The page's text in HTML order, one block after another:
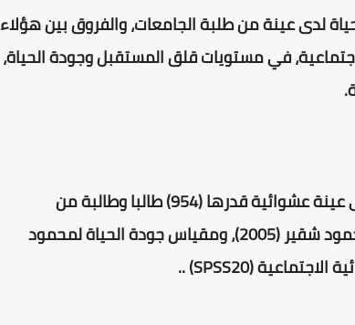
لدى عينة من طلبة الجامعات، والفروق بين هؤلاء
في مستويات قلق المستقبل وجودة الحياة،
وقد استخدم الباحث المنهج الوصفي بنوعيه الارتباطي والسببي المقارن، على عينة عشوائية قدرها (954) طالبا وطالبة من
ومقياس
جودة الحياة لمحمود